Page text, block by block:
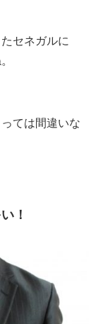
セネガルに
ては間違いな
！